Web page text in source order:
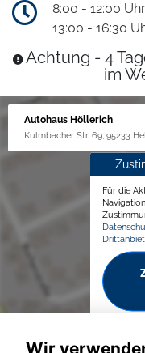
8:00 - 12:00 Uhr
13:00 - 16:30
Achtung - 4
im
Autohaus Höllerich
Kulmbacher Str. 69, 95233
Für die
Wir